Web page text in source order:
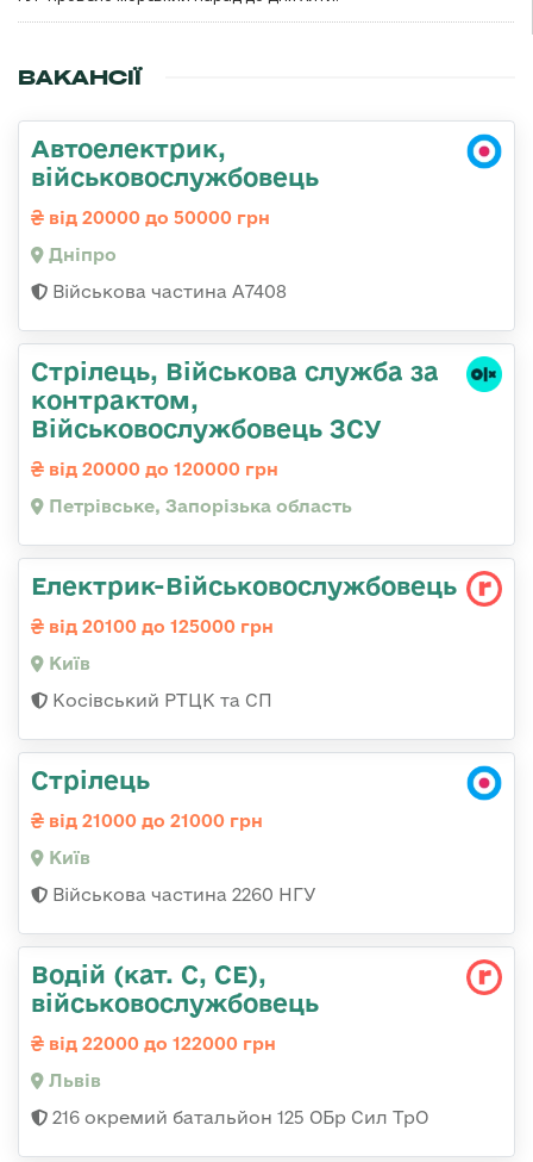
ВАКАНСІЇ
Автоелектрик,
військовослужбовець
від 20000 до 50000 грн
Дніпро
Військова частина А7408
Стрілець, Військова служба за
контрактом,
Військовослужбовець ЗСУ
від 20000 до 120000 грн
Петрівське, Запорізька область
Електрик-Військовослужбовець
від 20100 до 125000 грн
Київ
Косівський РТЦК та СП
Стрілець
від 21000 до 21000 грн
Київ
Військова частина 2260 НГУ
Водій (кат. С, СЕ),
військовослужбовець
від 22000 до 122000 грн
Львів
216 окремий батальйон 125 ОБр Сил ТрО